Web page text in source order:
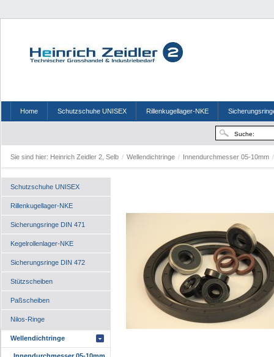
Home Schutzschuhe UNISEX Rillenkugellager-NKE
Sie sind hier: Heinrich Zeidler 2, Selb / Wellendichtringe / Innendurchmesser 05-10mm /
Schutzschuhe UNISEX
Rillenkugellager-NKE
Sicherungsringe DIN 471
Kegelrollenlager-NKE
Sicherungsringe DIN 472
Stützscheiben
Paßscheiben
Nilos-Ringe
Wellendichtringe